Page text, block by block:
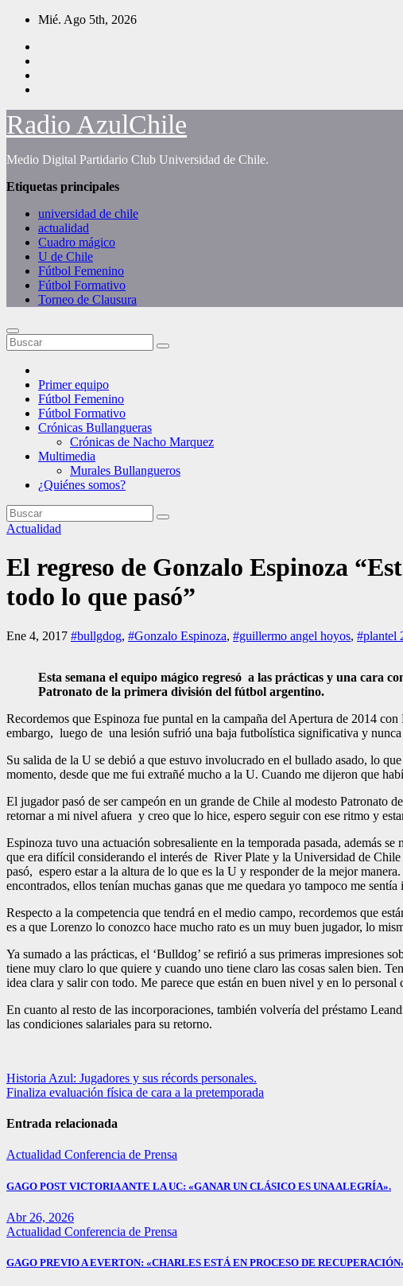
Saltar
contenido
Mié. Ago 5th, 2026
Radio AzulChile
Medio Digital Partidario Club Universidad de Chile.
Etiquetas principales
universidad de chile
actualidad
Cuadro mágico
U de Chile
Fútbol Femenino
Fútbol Formativo
Torneo de Clausura
Primer equipo
Fútbol Femenino
Fútbol Formativo
Crónicas Bullangueras
Crónicas de Nacho Marquez
Multimedia
Murales Bullangueros
¿Quiénes somos?
Actualidad
El regreso de Gonzalo Espinoza
todo lo que pasó”
Ene 4, 2017 #bullgdog, #Gonzalo Espinoza, #guillermo angel hoyos, #plantel
Esta semana el equipo mágico regresó a las prácticas y una cara
Patronato de la primera división del fútbol argentino.
Recordemos que Espinoza fue puntal en la campaña del Apertura de 2014
embargo, luego de una lesión sufrió una baja futbolística significativa y
Su salida de la U se debió a que estuvo involucrado en el bullado asado, lo
momento, desde que me fui extrañé mucho a la U. Cuando me dijeron que
El jugador pasó de ser campeón en un grande de Chile al modesto Patronato
retornar a mi nivel afuera y creo que lo hice, espero seguir con ese ritmo y
Espinoza tuvo una actuación sobresaliente en la temporada pasada, además
que era difícil considerando el interés de River Plate y la Universidad de
pasó, espero estar a la altura de lo que es la U y responder de la mejor
encontrados, ellos tenían muchas ganas que me quedara yo tampoco me
Respecto a la competencia que tendrá en el medio campo, recordemos que
es a que Lorenzo lo conozco hace mucho rato es un muy buen jugador, lo
Ya sumado a las prácticas, el ‘Bulldog’ se refirió a sus primeras impresiones
tiene muy claro lo que quiere y cuando uno tiene claro las cosas salen bien.
idea clara y salir con todo. Me parece que están en buen nivel y en lo personal
En cuanto al resto de las incorporaciones, también volvería del préstamo
las condiciones salariales para su retorno.
Navegación
de
entradas
Historia Azul: Jugadores y sus récords personales.
Finaliza evaluación física de cara a la pretemporada
Entrada relacionada
Actualidad Conferencia de Prensa
GAGO POST VICTORIA ANTE LA UC: «GANAR UN CLÁSICO ES UNA ALEGRÍA».
Abr 26, 2026
Actualidad Conferencia de Prensa
GAGO PREVIO A EVERTON: «CHARLES ESTÁ EN PROCESO DE